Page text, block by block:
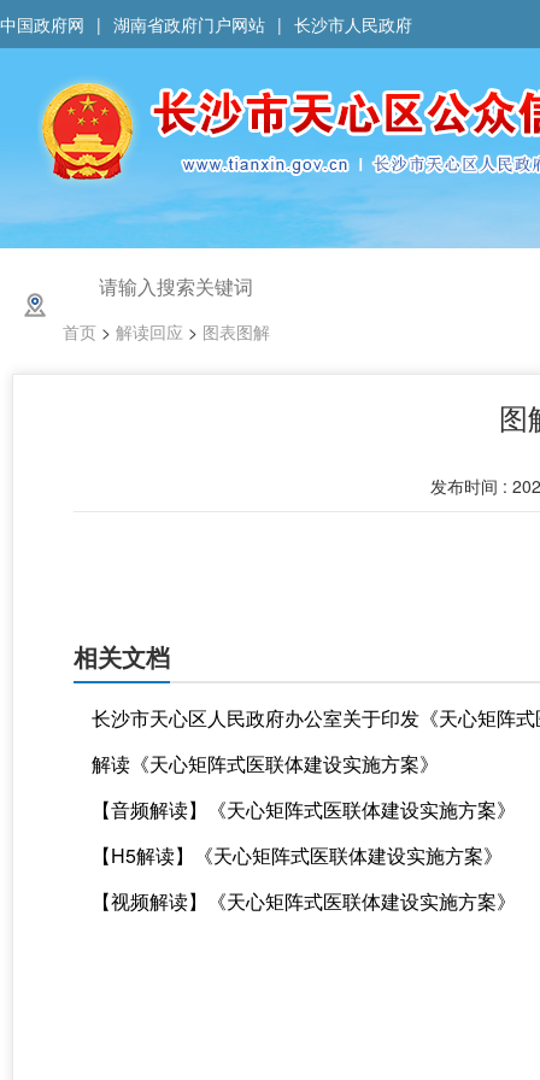
中国政府网 | 湖南省政府门户网站 | 长沙市人民政府
首页 > 解读回应 > 图表图解
图
发布时间 :
相关文档
长沙市天心区人民政府办公室关于印发《天心矩阵
解读《天心矩阵式医联体建设实施方案》
【音频解读】《天心矩阵式医联体建设实施方案》
【H5解读】《天心矩阵式医联体建设实施方案》
【视频解读】《天心矩阵式医联体建设实施方案》